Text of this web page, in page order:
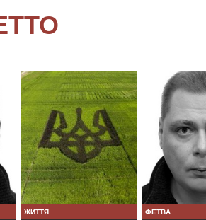
ЖИТТЯ ФЕТВА